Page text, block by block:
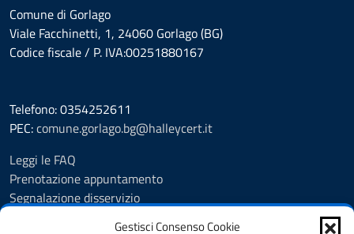
Gestisci Consenso Cookie
Comune di Gorlago
Viale Facchinetti, 1, 24060 Gorlago (BG)
Codice fiscale / P. IVA:00251880167
Telefono: 0354252611
PEC:comune.gorlago.bg@halleycert.it
Leggi le FAQ
Prenotazione appuntamento
Segnalazione disservizio